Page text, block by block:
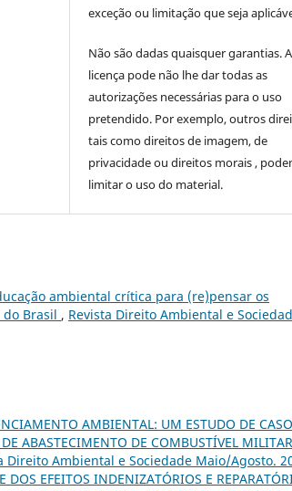
exceção ou limitação que seja
Não são dadas quaisquer garantias. A
licença pode não lhe dar todas as
autorizações necessárias para o uso
pretendido. Por exemplo, outros
tais como direitos de imagem, de
privacidade ou direitos morais ,
limitar o uso do material.
ambiental crítica para (re)pensar os
Brasil , Revista Direito Ambiental e
AMBIENTAL: UM ESTUDO DE
ABASTECIMENTO DE COMBUSTÍVEL MILITAR
Direito Ambiental e Sociedade Maio/Agosto.
DOS EFEITOS INDENIZATÓRIOS E